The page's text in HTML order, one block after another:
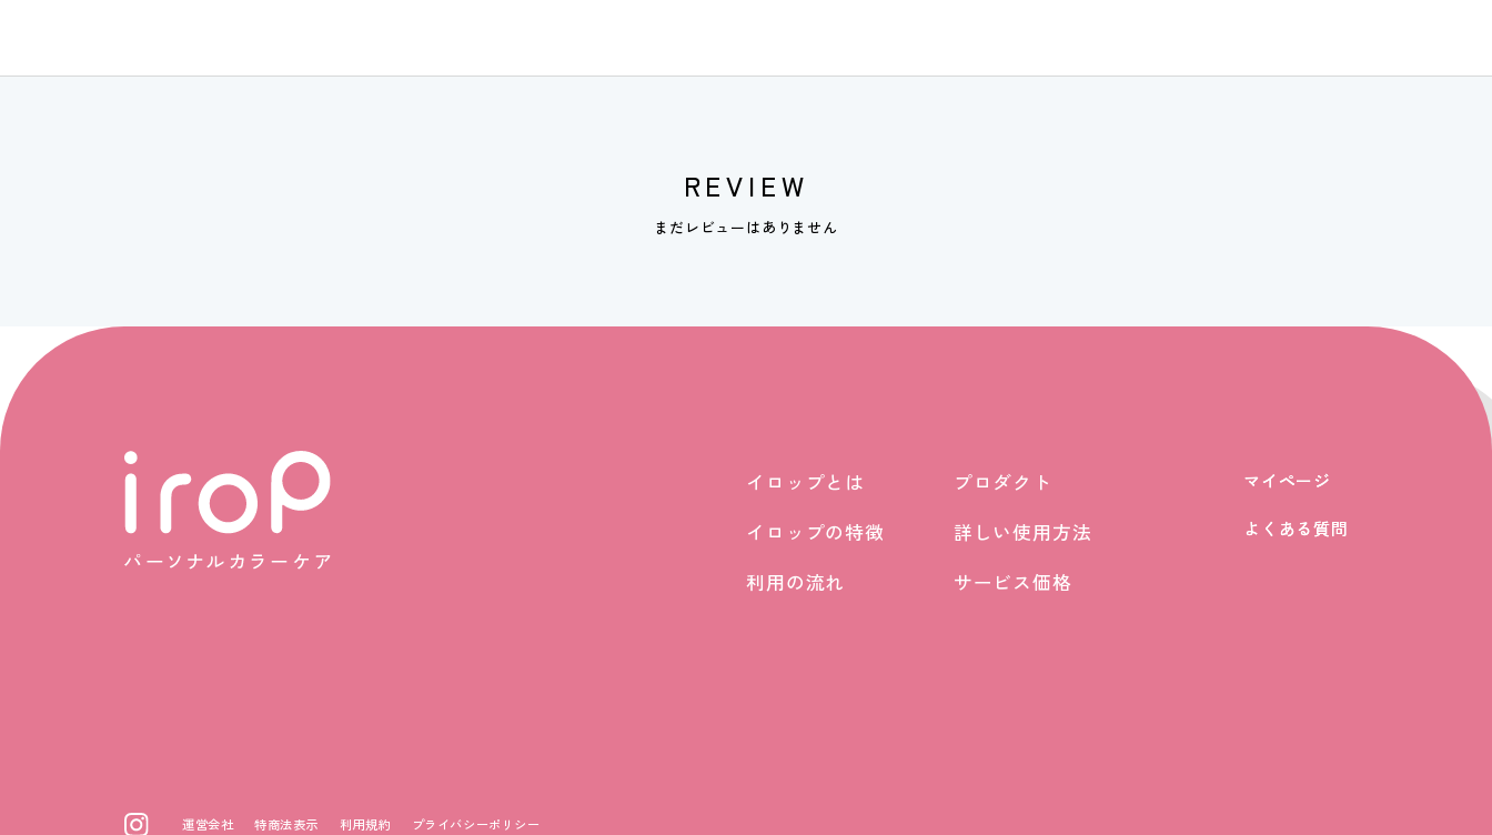
REVIEW
まだレビューはありません
イロップとは
イロップの特徴
利用の流れ
利用の流れ
プロダクト
詳しい使用方法
詳しい使用方法
サービス価格
マイページ
マイページ
よくある質問
よくある質問
運営会社 特商法表示 利用規約 プライバシーポリシー